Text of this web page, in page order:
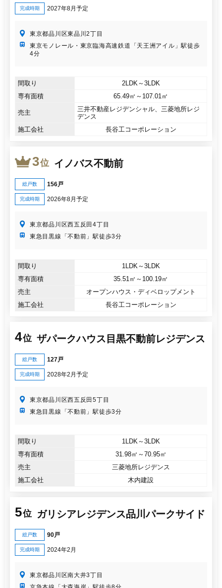
完成時期 2027年8月予定
東京都品川区東品川2丁目
東京モノレール・東京臨海高速鉄道「天王洲アイル」駅徒歩
4分
間取り
2LDK～3LDK
専有面積
65.49㎡～107.01㎡
売主
三井不動産レジデンシャル、三菱地所レジ
デンス
施工会社
長谷工コーポレーション
3位 イノバス不動前
総戸数 156戸
完成時期 2026年8月予定
東京都品川区西五反田4丁目
東急目黒線「不動前」駅徒歩3分
間取り
1LDK～3LDK
専有面積
35.51㎡～100.19㎡
売主
オープンハウス・ディベロップメント
施工会社
長谷工コーポレーション
4位 ザパークハウス目黒不動前レジデンス
総戸数 127戸
完成時期 2028年2月予定
東京都品川区西五反田5丁目
東急目黒線「不動前」駅徒歩3分
間取り
1LDK～3LDK
専有面積
31.98㎡～70.95㎡
売主
三菱地所レジデンス
施工会社
木内建設
5位 ガリシアレジデンス品川パークサイド
総戸数 90戸
完成時期 2024年2月
東京都品川区南大井3丁目